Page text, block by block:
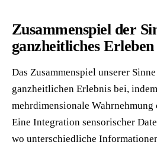
Zusammenspiel der
ganzheitliches Erleben
Das Zusammenspiel unserer
ganzheitlichen Erlebnis bei,
mehrdimensionale
Eine Integration sensorischer
wo unterschiedliche